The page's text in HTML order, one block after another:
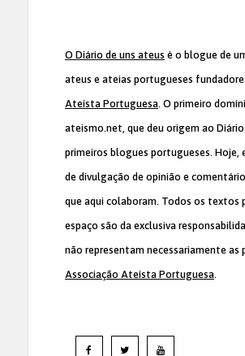
O Diário de uns ateus é o blogue de
ateus e ateias portugueses
Ateísta Portuguesa. O primeiro
ateismo.net, que deu origem ao
primeiros blogues portugueses. Hoje,
de divulgação de opinião e
que aqui colaboram. Todos os textos
espaço são da exclusiva
não representam necessariamente as
Associação Ateísta Portuguesa.